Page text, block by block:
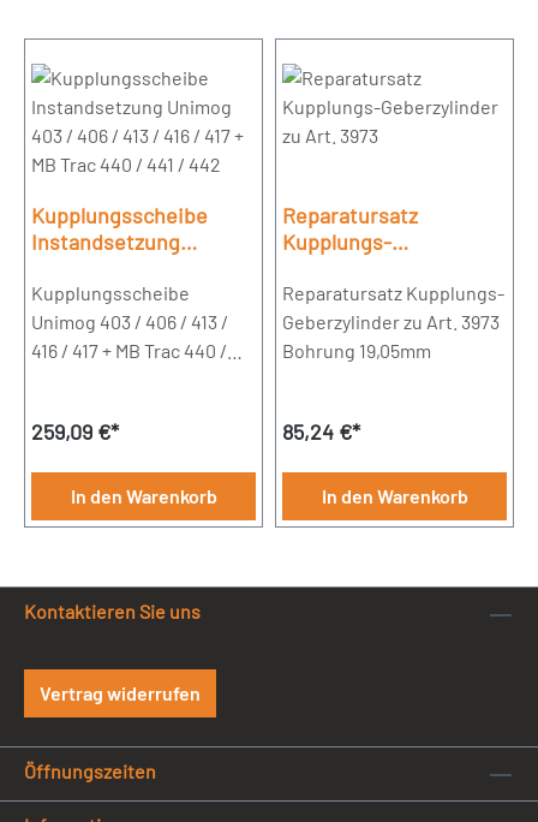
Kupplungsscheibe
Instandsetzung
/ 416 / 417 + MB Trac 440
/ 441 / 442
Kupplungsscheibe
Unimog 403 / 406 / 413 /
416 / 417 + MB Trac 440 /
Artikel muss bei UNIVOIT
werden.
Regulärer Preis:
259,09 €*
In den Warenkorb
Reparatursatz
Kupplungs-
3973
Reparatursatz Kupplungs-
Geberzylinder zu Art. 3973
Bohrung 19,05mm
Regulärer Preis:
85,24 €*
In den Warenkorb
Kontaktieren Sie uns
Vertrag widerrufen
Öffnungszeiten